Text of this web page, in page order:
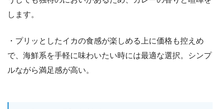
します。
・プリッとしたイカの食感が楽しめる上に価格も控えめ
で、海鮮系を手軽に味わいたい時には最適な選択。シンプ
ルながら満足感が高い。